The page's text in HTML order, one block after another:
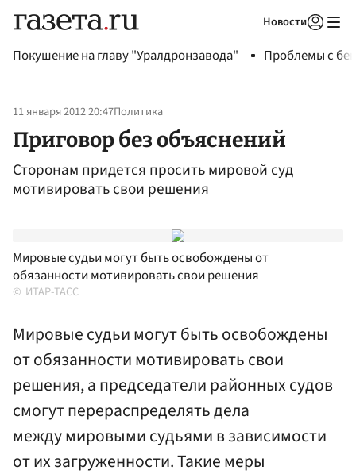
Новости
Покушение на главу "Уралдронзавода" Проблемы с
11 января 2012 20:47Политика
Приговор без объяснений
Сторонам придется просить мировой суд
мотивировать свои решения
Мировые судьи могут быть освобождены от
обязанности мотивировать свои решения
ИТАР-ТАСС
Мировые судьи могут быть освобождены
от обязанности мотивировать свои
решения, а председатели районных судов
смогут перераспределять дела
между мировыми судьями в зависимости
от их загруженности. Такие меры